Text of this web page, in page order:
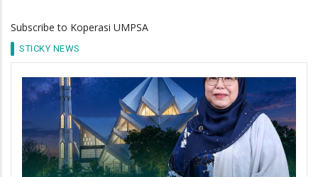
Subscribe to Koperasi UMPSA
STICKY NEWS